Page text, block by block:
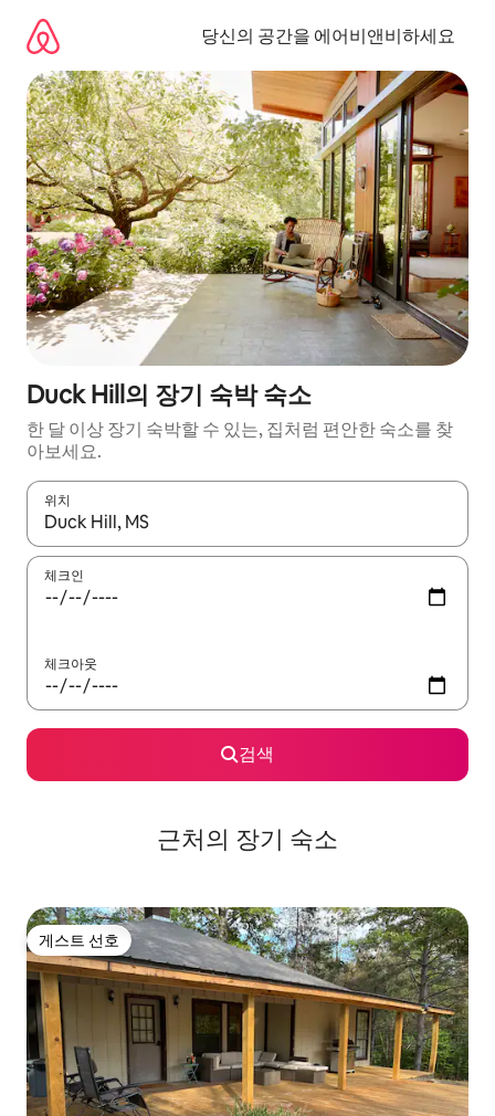
당신의 공간을 에어비앤비하세요
Duck Hill의 장기 숙박 숙소
한 달 이상 장기 숙박할 수 있는, 집처럼 편안한 숙소를 찾
아보세요.
위치
결과가 나오면 위·아래 화살표 키를 사용하거나 터치 또는 스와이
체크인
체크아웃
검색
근처의 장기 숙소
게스트 선호
게스트 선호